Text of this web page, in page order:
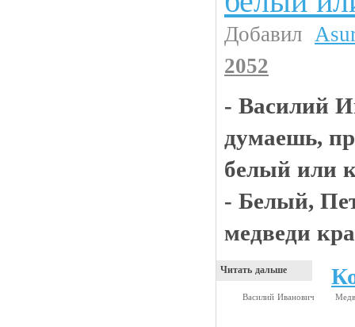
Добавил
2052
- Василий
думаешь,
белый или
- Белый,
медведи
Читать дальше
Василий Иванович